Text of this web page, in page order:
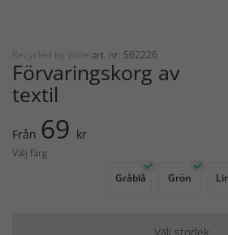
Recycled by Wille art. nr: 562226
Förvaringskorg av
textil
Från 69 kr
Välj färg
Gråblå
Grön